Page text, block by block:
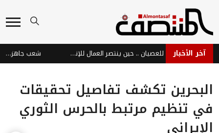
آخر الأخبار نبض عدن الحية رفضًا للعصيان .. حين ينتصر العمال للإنسان والوطن شعب جاهز…
البحرين تكشف تفاصيل تحقيقات
في تنظيم مرتبط بالحرس الثوري
الإيراني